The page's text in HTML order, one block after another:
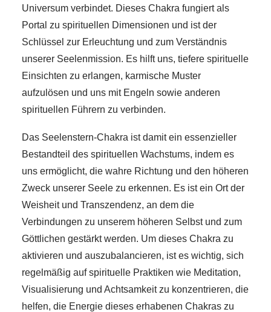
Universum verbindet. Dieses Chakra fungiert als
Portal zu spirituellen Dimensionen und ist der
Schlüssel zur Erleuchtung und zum Verständnis
unserer Seelenmission. Es hilft uns, tiefere spirituelle
Einsichten zu erlangen, karmische Muster
aufzulösen und uns mit Engeln sowie anderen
spirituellen Führern zu verbinden.
Das Seelenstern-Chakra ist damit ein essenzieller
Bestandteil des spirituellen Wachstums, indem es
uns ermöglicht, die wahre Richtung und den höheren
Zweck unserer Seele zu erkennen. Es ist ein Ort der
Weisheit und Transzendenz, an dem die
Verbindungen zu unserem höheren Selbst und zum
Göttlichen gestärkt werden. Um dieses Chakra zu
aktivieren und auszubalancieren, ist es wichtig, sich
regelmäßig auf spirituelle Praktiken wie Meditation,
Visualisierung und Achtsamkeit zu konzentrieren, die
helfen, die Energie dieses erhabenen Chakras zu